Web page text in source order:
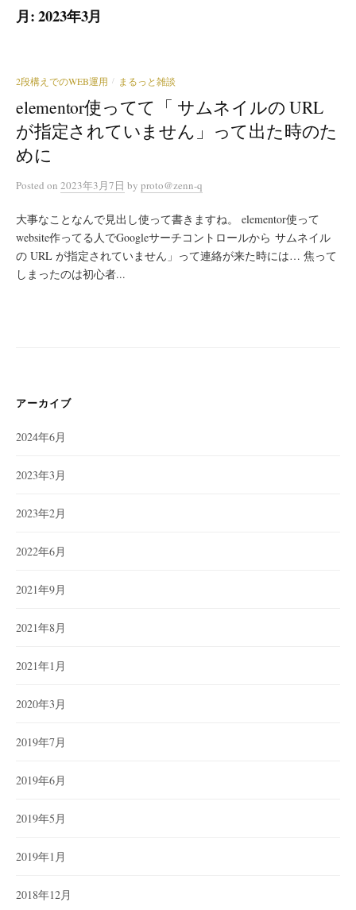
月:2023年3月
2段構えでのWEB運用 / まるっと雑談
elementor使ってて「 サムネイルの URL
が指定されていません」って出た時のた
めに
Posted on 2023年3月7日 by proto@zenn-q
大事なことなんで見出し使って書きますね。 elementor使って
website作ってる人でGoogleサーチコントロールから サムネイル
の URL が指定されていません」って連絡が来た時には… 焦って
しまったのは初心者...
アーカイブ
2024年6月
2023年3月
2023年2月
2022年6月
2021年9月
2021年8月
2021年1月
2020年3月
2019年7月
2019年6月
2019年5月
2019年1月
2018年12月